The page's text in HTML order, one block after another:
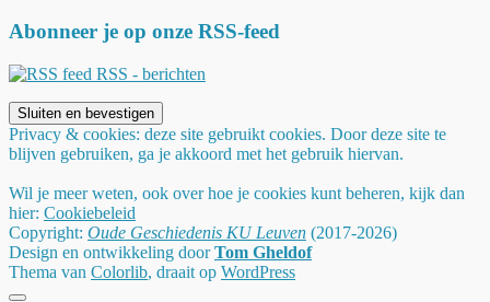
Abonneer je op onze RSS-feed
RSS - berichten
Privacy & cookies: deze site gebruikt cookies. Door deze site te
blijven gebruiken, ga je akkoord met het gebruik hiervan.
Wil je meer weten, ook over hoe je cookies kunt beheren, kijk dan
hier: Cookiebeleid
Copyright: Oude Geschiedenis KU Leuven (2017-2026)
Design en ontwikkeling doorTom Gheldof
Thema van Colorlib, draait op WordPress